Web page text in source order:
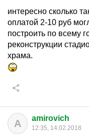
интересно сколько
оплатой 2-10 руб
построить по всему
реконструкции
храма.
A amirovich
12:35, 14.02.2018